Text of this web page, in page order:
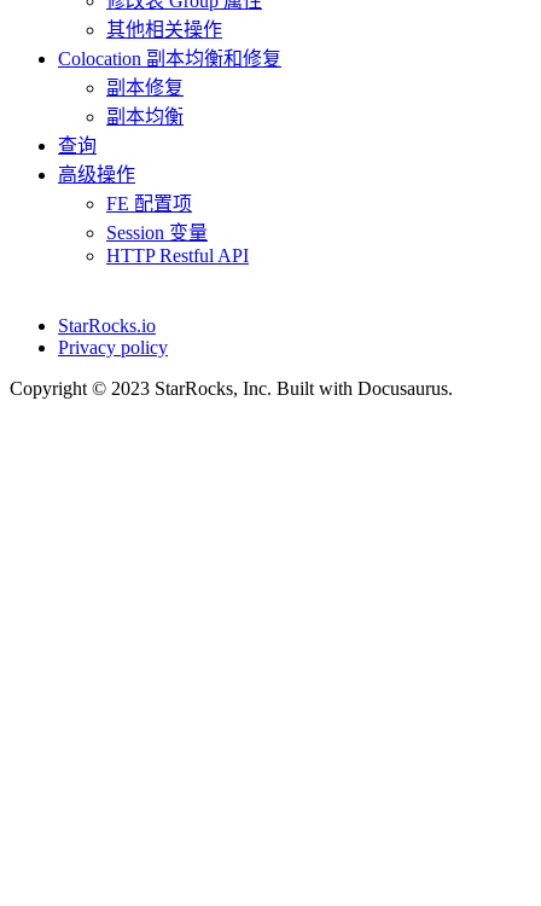
其他相关操作
Colocation 副本均衡和修复
副本修复
副本均衡
查询
高级操作
FE 配置项
Session 变量
HTTP Restful API
StarRocks.io
Privacy policy
Copyright © 2023 StarRocks, Inc. Built with Docusaurus.